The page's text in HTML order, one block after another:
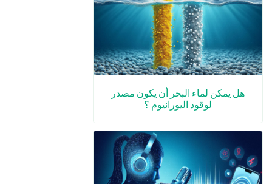
هل يمكن لماء البحر أن يكون مصدر
لوقود اليورانيوم ؟